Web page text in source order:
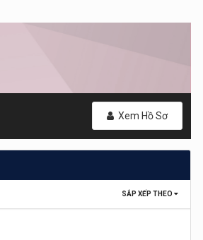
Xem Hồ Sơ
SẮP XẾP THEO